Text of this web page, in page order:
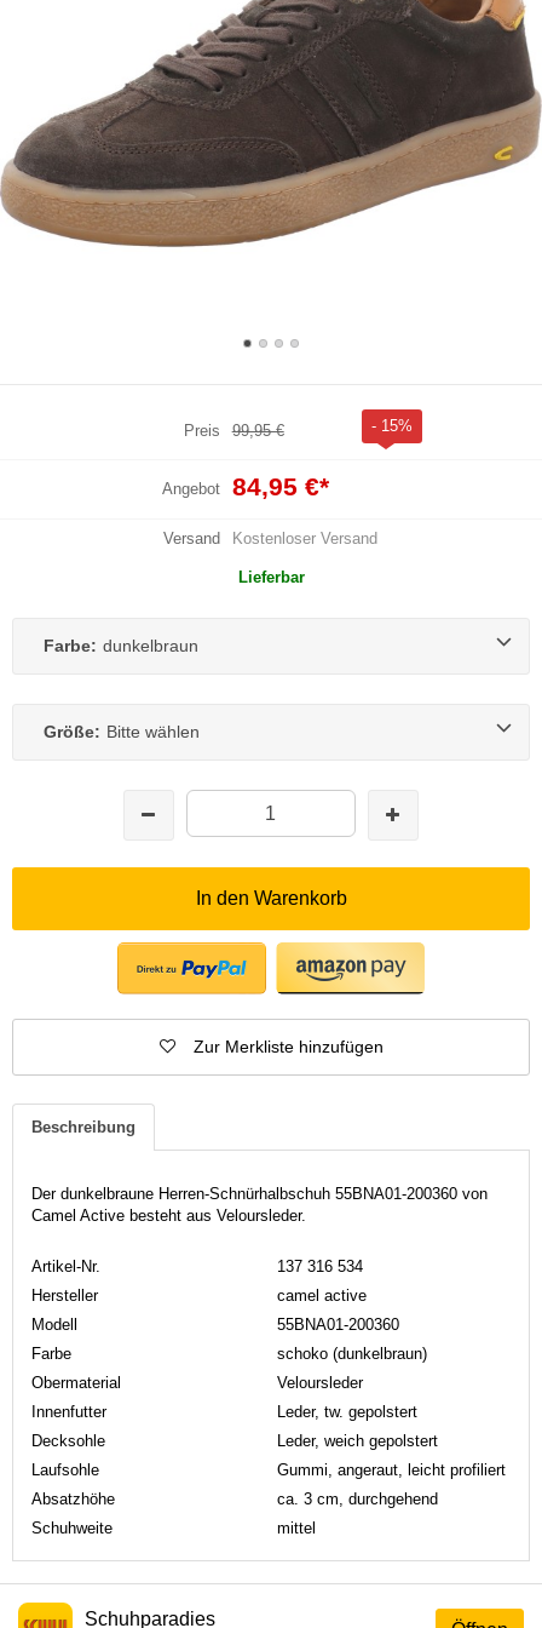
Preis 99,95 € - 15%
Angebot 84,95 €*
Versand Kostenloser Versand
Lieferbar
Farbe: dunkelbraun
Größe: Bitte wählen
In den Warenkorb
Zur Merkliste hinzufügen
Beschreibung
Der dunkelbraune Herren-Schnürhalbschuh 55BNA01-200360 von
Camel Active besteht aus Veloursleder.
Artikel-Nr.
137 316 534
Hersteller
camel active
Modell
55BNA01-200360
Farbe
schoko (dunkelbraun)
Obermaterial
Veloursleder
Innenfutter
Leder, tw. gepolstert
Decksohle
Leder, weich gepolstert
Laufsohle
Gummi, angeraut, leicht profiliert
Absatzhöhe
ca. 3 cm, durchgehend
Schuhweite
mittel
Schuhparadies